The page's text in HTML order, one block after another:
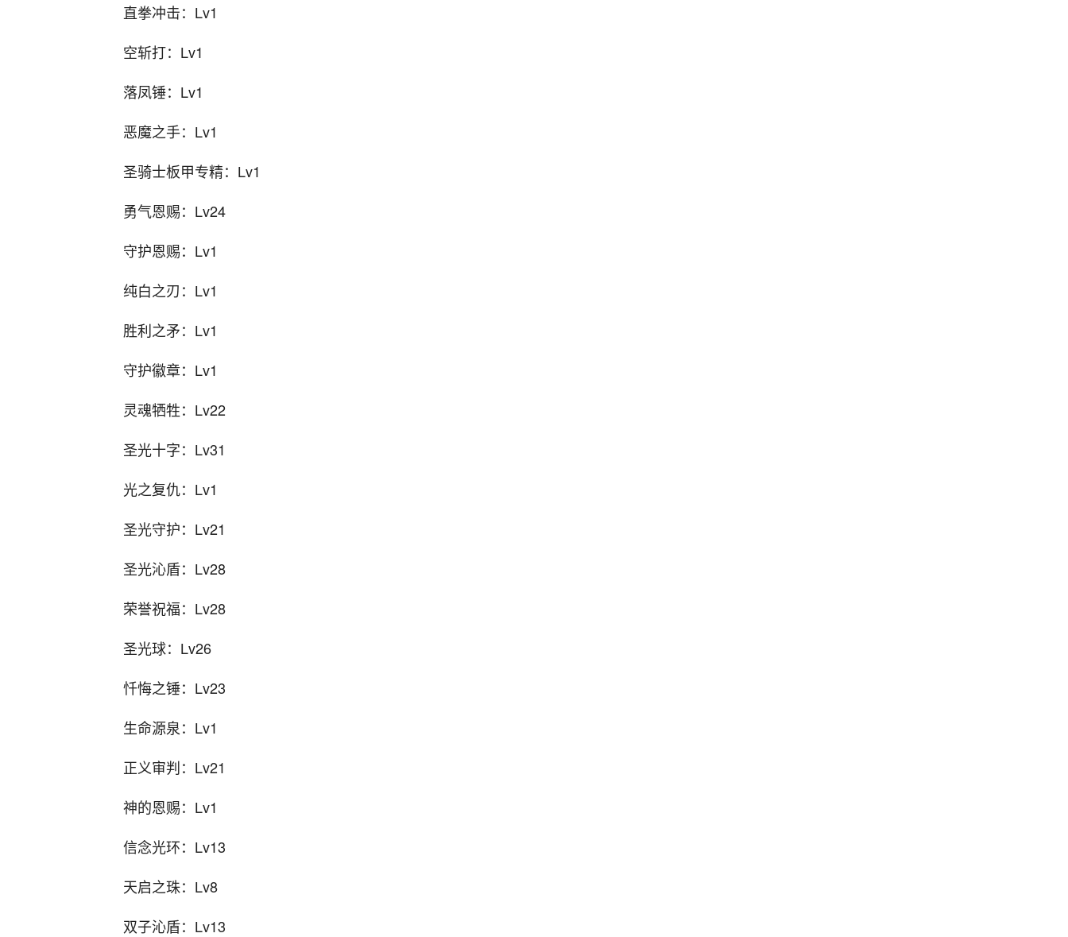
直拳冲击：Lv1
空斩打：Lv1
落凤锤：Lv1
恶魔之手：Lv1
圣骑士板甲专精：Lv1
勇气恩赐：Lv24
守护恩赐：Lv1
纯白之刃：Lv1
胜利之矛：Lv1
守护徽章：Lv1
灵魂牺牲：Lv22
圣光十字：Lv31
光之复仇：Lv1
圣光守护：Lv21
圣光沁盾：Lv28
荣誉祝福：Lv28
圣光球：Lv26
忏悔之锤：Lv23
生命源泉：Lv1
正义审判：Lv21
神的恩赐：Lv1
信念光环：Lv13
天启之珠：Lv8
双子沁盾：Lv13